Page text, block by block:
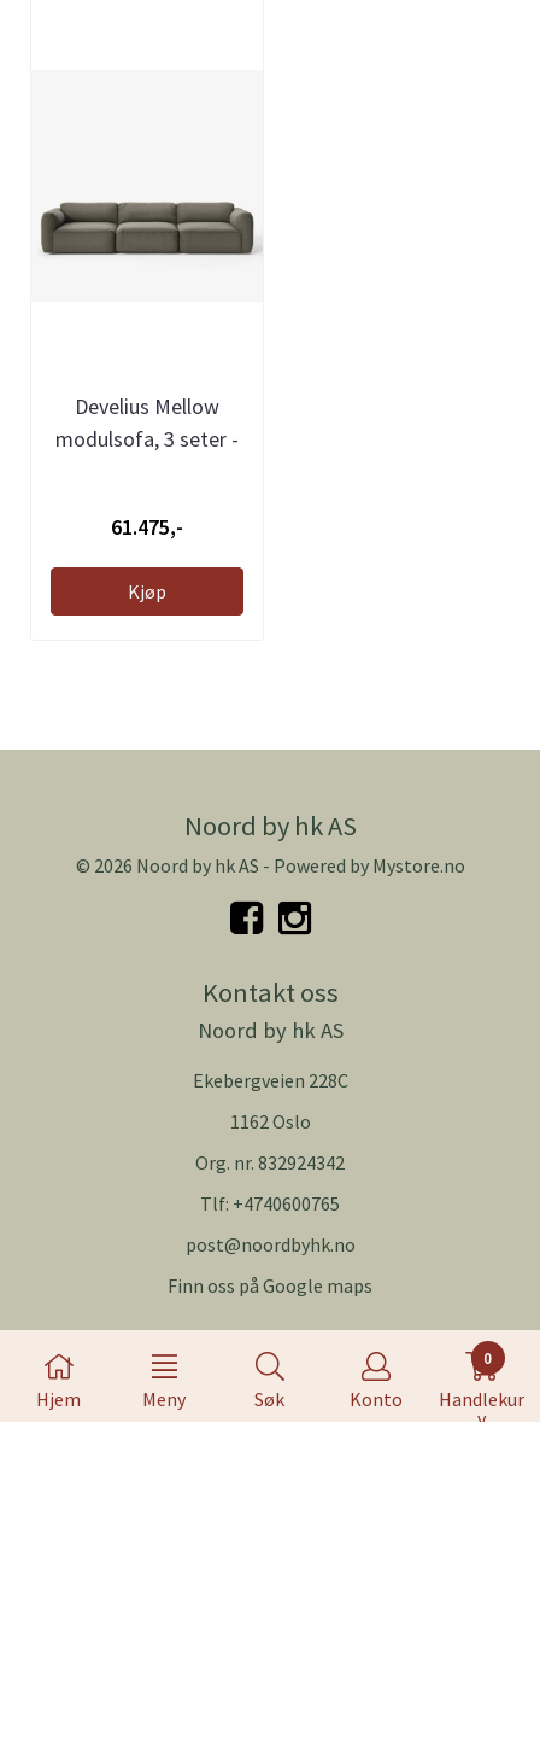
Hjem Meny Søk Konto
0
Handlekur
v
Develius Mellow
modulsofa, 3 seter -
61.475,-
Kjøp
Noord by hk AS
© 2026 Noord by hk AS - Powered by Mystore.no
Kontakt oss
Noord by hk AS
Ekebergveien 228C
1162 Oslo
Org. nr. 832924342
Tlf: +4740600765
post@noordbyhk.no
Finn oss på Google maps
Kundeservice
Forsendelse og retur